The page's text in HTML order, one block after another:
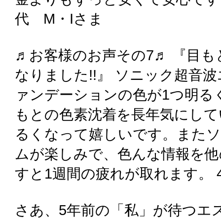
代 M・Iさま
♬お客様のお声その7♬ 『目も
なりました!!』 ソニック超音
ァンデーションの色が1つ明
もとの色素沈着を長年気にし
るくなって嬉しいです。また
ムが楽しみで、色んな情報を
すと1週間の疲れが取れます
さあ、5年前の「私」が待つエ